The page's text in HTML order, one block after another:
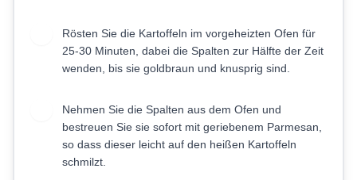
Rösten Sie die Kartoffeln im vorgeheizten Ofen für
25-30 Minuten, dabei die Spalten zur Hälfte der Zeit
wenden, bis sie goldbraun und knusprig sind.
Nehmen Sie die Spalten aus dem Ofen und
bestreuen Sie sie sofort mit geriebenem Parmesan,
so dass dieser leicht auf den heißen Kartoffeln
schmilzt.